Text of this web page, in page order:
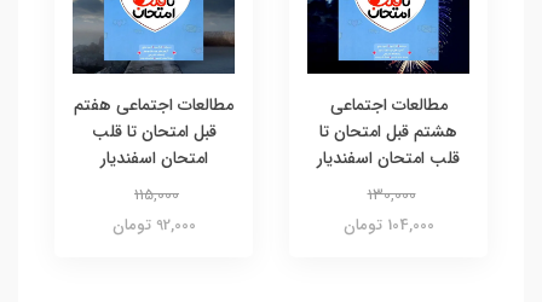
مطالعات اجتماعی
هشتم قبل امتحان تا
قلب امتحان اسفندیار
130,000
104,000 تومان
مطالعات اجتماعی هفتم
قبل امتحان تا قلب
امتحان اسفندیار
115,000
92,000 تومان